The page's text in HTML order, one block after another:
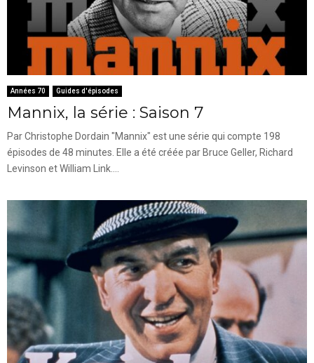
Années 70 Guides d'épisodes
Mannix, la série : Saison 7
Par Christophe Dordain "Mannix" est une série qui compte 198
épisodes de 48 minutes. Elle a été créée par Bruce Geller, Richard
Levinson et William Link....